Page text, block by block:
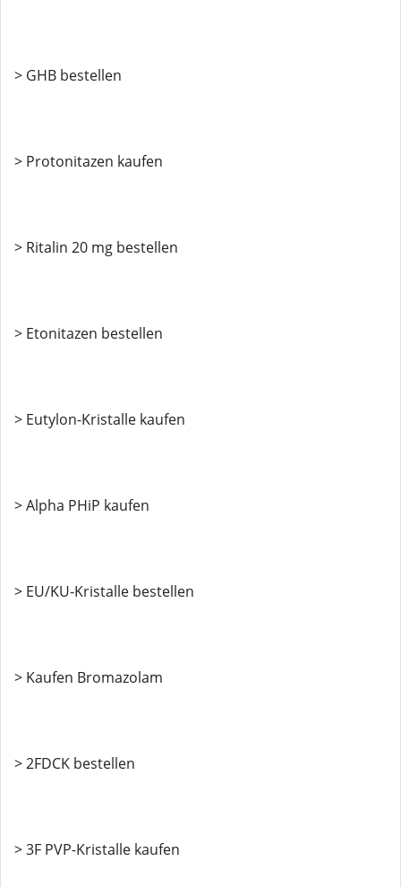
> GHB bestellen
> Protonitazen kaufen
> Ritalin 20 mg bestellen
> Etonitazen bestellen
> Eutylon-Kristalle kaufen
> Alpha PHiP kaufen
> EU/KU-Kristalle bestellen
> Kaufen Bromazolam
> 2FDCK bestellen
> 3F PVP-Kristalle kaufen